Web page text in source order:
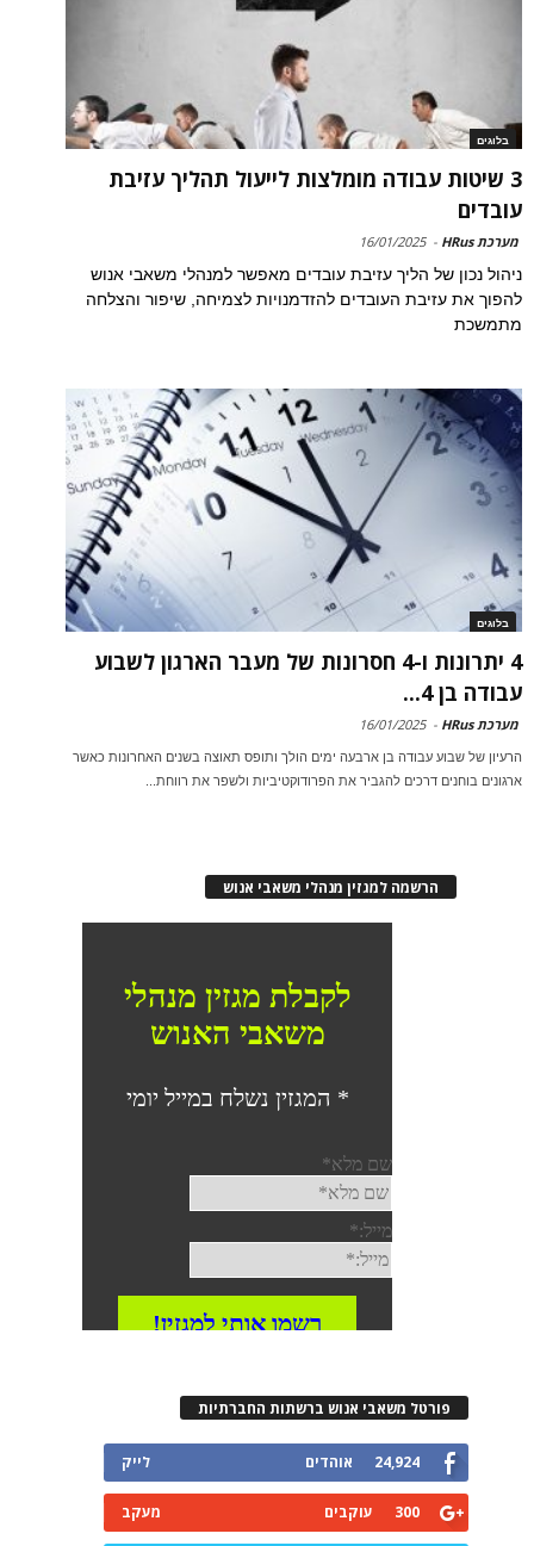
בלוגים
3 שיטות עבודה מומלצות לייעול תהליך עזיבת
עובדים
מערכת HRus -
16/01/2025
ניהול נכון של הליך עזיבת עובדים מאפשר למנהלי משאבי אנוש
להפוך את עזיבת העובדים להזדמנויות לצמיחה, שיפור והצלחה
מתמשכת
בלוגים
4 יתרונות ו-4 חסרונות של מעבר הארגון לשבוע
עבודה בן 4...
מערכת HRus -
16/01/2025
הרעיון של שבוע עבודה בן ארבעה ימים הולך ותופס תאוצה בשנים האחרונות כאשר
ארגונים בוחנים דרכים להגביר את הפרודוקטיביות ולשפר את רווחת...
הרשמה למגזין מנהלי משאבי אנוש
פורטל משאבי אנוש ברשתות החברתיות
24,924 אוהדים לייק
300 עוקבים מעקב